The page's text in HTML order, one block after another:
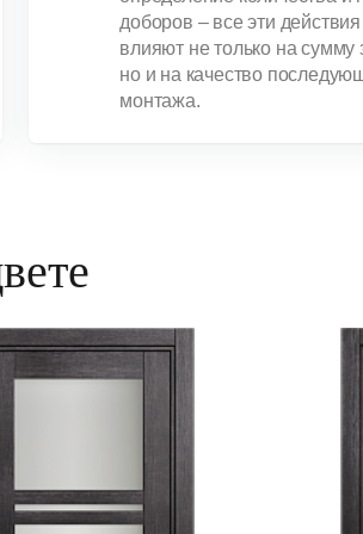
доборов – все эти действия
влияют не только на сумму
но и на качество
монтажа.